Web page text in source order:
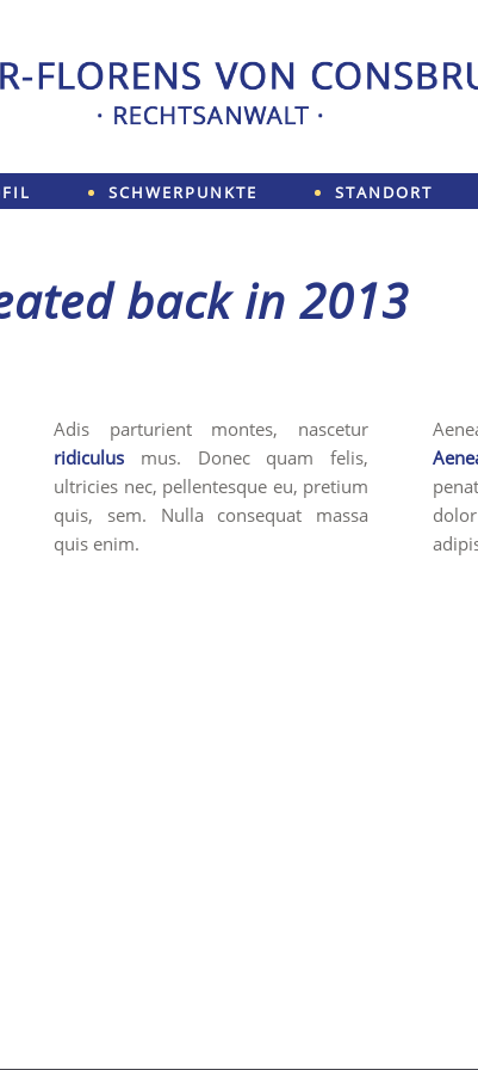
SCHWERPUNKTE STANDORT
back in 2013
Adis parturient montes, nascetur
ridiculus mus. Donec quam felis,
ultricies nec, pellentesque eu, pretium
quis, sem. Nulla consequat massa
quis enim.